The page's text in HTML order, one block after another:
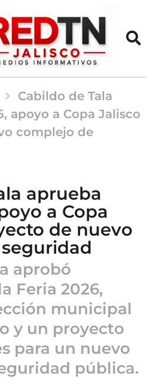
Cabildo de Tala
apoyo a Copa Jalisco
complejo de
aprueba
a Copa
de nuevo
aprobó
Feria 2026,
municipal
y un proyecto
para un nuevo
pública.